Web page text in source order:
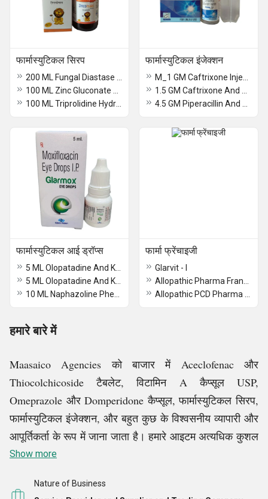
फार्मास्युटिकल सिरप फार्मास्युटिकल इंजेक्शन
फार्मास्युटिकल आई ड्रॉप्स फार्मा फ्रेंचाइजी
Glarvit - I
हमारे बारे में
Maasaico Agencies को बाजार में Aceclofenac और
Thiocolchicoside टैबलेट, विटामिन A कैप्सूल USP,
Omeprazole और Domperidone कैप्सूल, फार्मास्युटिकल सिरप,
फार्मास्युटिकल इंजेक्शन, और बहुत कुछ के विश्वसनीय व्यापारी और
आपूर्तिकर्ता के रूप में जाना जाता है। हमारे आइटम अत्यधिक कुशल
होने के लिए जाने जाते
हमें भरोसेमंद सेवा प्रदाता के रूप में भी जाना जाता है। PCD फार्मा
Show more
Nature of Business